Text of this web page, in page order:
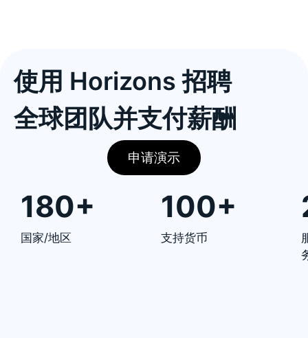
使用 Horizons 招聘
全球团队并支付薪酬
申请演示
180+
国家/地区
100+
支持货币